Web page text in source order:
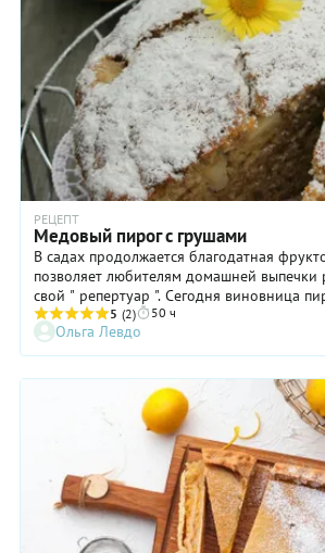
РЕЦЕПТ
Медовый пирог с грушами
В садах продолжается благодатная
позволяет любителям домашней выпечки
свой " репертуар ". Сегодня виновница
Нежный и воздушный, не слишком
цвета с сочными и ароматными кусочками
Потрясающе вкусный!
5 (2) 50 ч
Ольга Левдо